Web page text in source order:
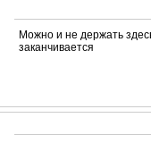
Можно и не держать
заканчивается